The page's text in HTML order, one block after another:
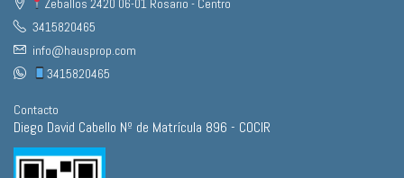
Zeballos 2420 06-01 Rosario - Centro
3415820465
info@hausprop.com
3415820465
Contacto
Diego David Cabello Nº de Matrícula 896 - COCIR